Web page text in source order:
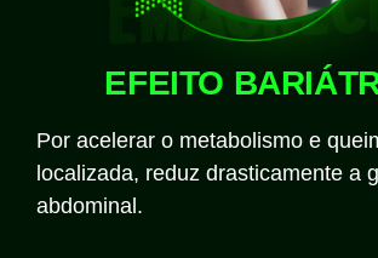
EFEITO
Por acelerar o metabolismo e
localizada, reduz drasticamente a
abdominal.